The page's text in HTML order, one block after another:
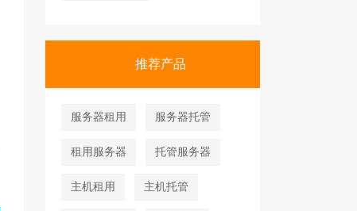
推荐产品
服务器租用 服务器托管
租用服务器 托管服务器
主机租用 主机托管